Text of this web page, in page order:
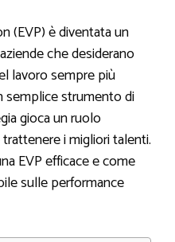
(EVP) è diventata un
che desiderano
lavoro sempre più
strumento di
gioca un ruolo
i migliori talenti.
EVP efficace e come
sulle performance